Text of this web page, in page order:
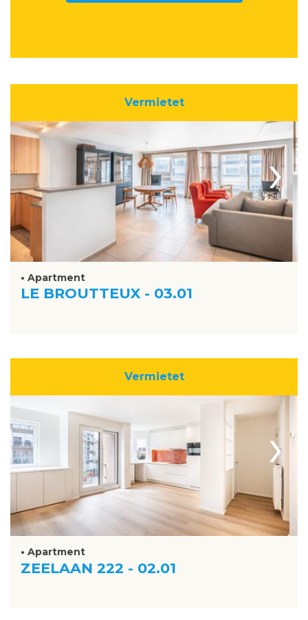
Vermietet
›
• Apartment
LE BROUTTEUX - 03.01
Vermietet
›
• Apartment
ZEELAAN 222 - 02.01